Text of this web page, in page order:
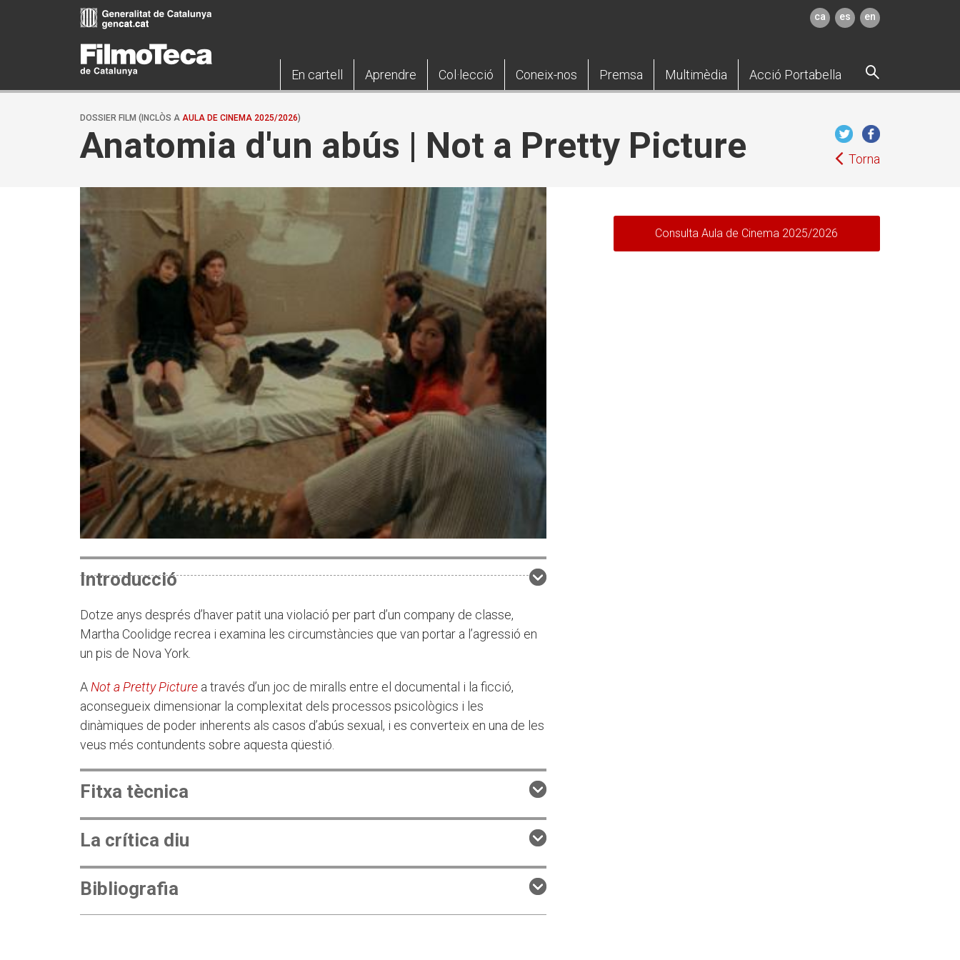
ca es en
En cartell Aprendre Col·lecció Coneix-nos Premsa Multimèdia Acció Portabella
DOSSIER FILM (INCLÒS A AULA DE CINEMA 2025/2026)
Anatomia d'un abús | Not a Pretty Picture Torna
Introducció
Dotze anys després d’haver patit una violació per part d’un company de classe,
Martha Coolidge recrea i examina les circumstàncies que van portar a l’agressió en
un pis de Nova York.
A Not a Pretty Picture a través d’un joc de miralls entre el documental i la ficció,
aconsegueix dimensionar la complexitat dels processos psicològics i les
dinàmiques de poder inherents als casos d’abús sexual, i es converteix en una de les
veus més contundents sobre aquesta qüestió.
Fitxa tècnica
La crítica diu
Bibliografia
Consulta Aula de Cinema 2025/2026